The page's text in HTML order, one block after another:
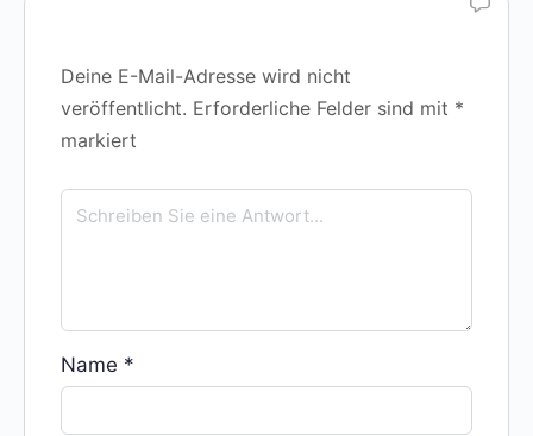
Deine E-Mail-Adresse wird nicht
veröffentlicht. Erforderliche Felder sind mit *
markiert
Name *